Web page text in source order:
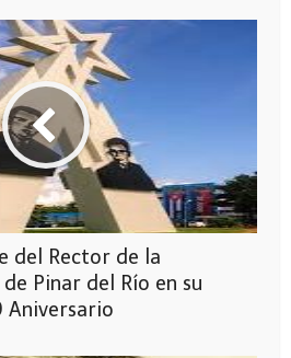
del Rector de la
Pinar del Río en su
Aniversario